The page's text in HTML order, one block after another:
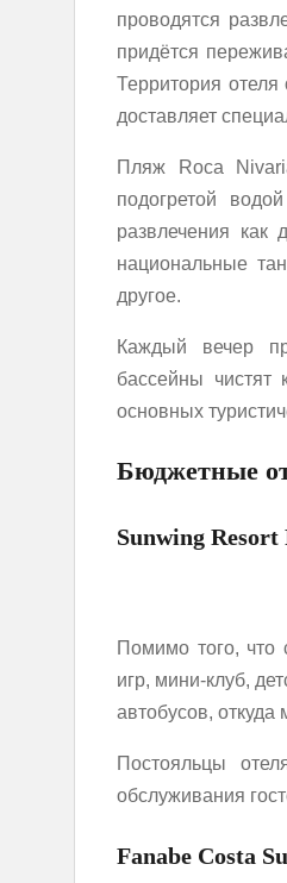
проводятся
придётся
Территория отеля
доставляет
Пляж Roca
подогретой
развлечения как
национальные
другое.
Каждый вечер
бассейны
основных
Бюджетные
Sunwing
Помимо того, что
игр, мини-клуб,
автобусов,
Постояльцы
обслуживания
Fanabe Costa